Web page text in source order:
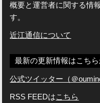
概要と運営者に関する情
す。
近江通信について
最新の更新情報はこちら
公式ツイッター（＠
RSS FEEDはこちら